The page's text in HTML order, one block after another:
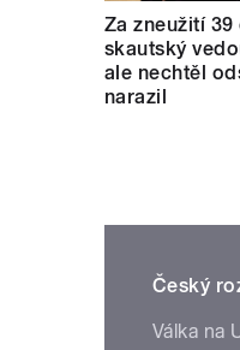
Za zneužití
skautský
ale nechtěl
narazil
Český
Válka na